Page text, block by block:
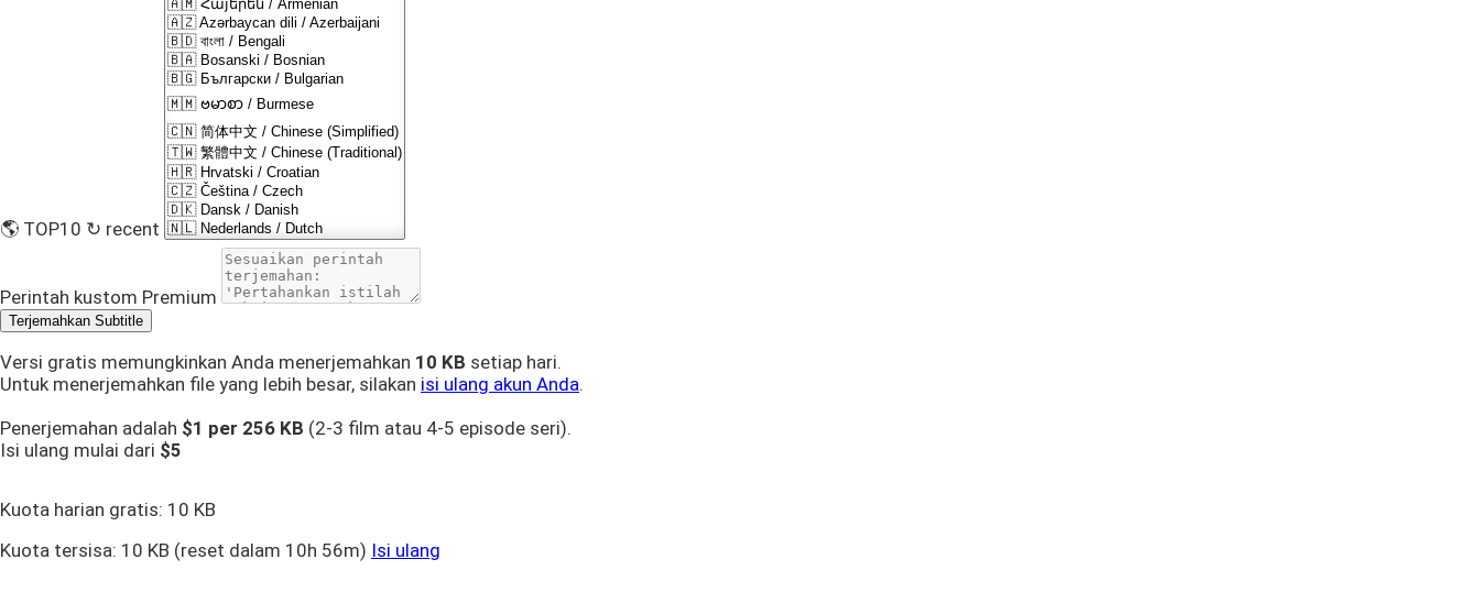
🌎 TOP10 ↻ recent
Perintah kustom Premium
Terjemahkan Subtitle
Versi gratis memungkinkan Anda menerjemahkan 10 KB setiap hari.
Untuk menerjemahkan file yang lebih besar, silakan isi ulang akun Anda.
Penerjemahan adalah $1 per 256 KB (2-3 film atau 4-5 episode seri).
Isi ulang mulai dari $5
Kuota harian gratis: 10 KB
Kuota tersisa: 10 KB (reset dalam 10h 56m) Isi ulang